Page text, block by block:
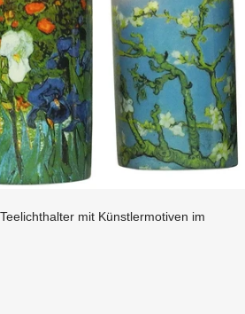
mit Künstlermotiven im